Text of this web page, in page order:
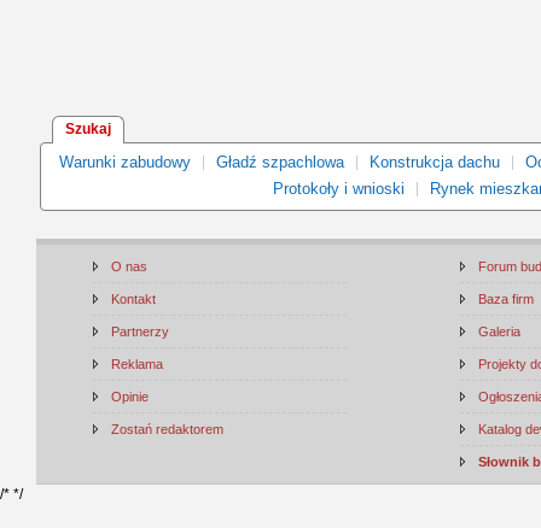
Szukaj
Warunki zabudowy Gładź szpachlowa Konstrukcja dachu
Protokoły i wnioski
Rynek
O nas
Kontakt
Partnerzy
Reklama
Opinie
Zostań redaktorem
Forum
Baza firm
Galeria
Projekty
Katalog
Słownik
/* */